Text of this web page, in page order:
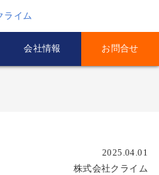
ライム
会社情報 お問合せ
2025.04.01
株式会社クライム